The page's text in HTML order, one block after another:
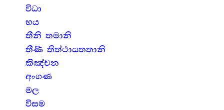
විධා
භය
තීනි තමානි
තීණි තිත්ථායතතානි
කිඤ්චන
අංගණ
මල
විසම